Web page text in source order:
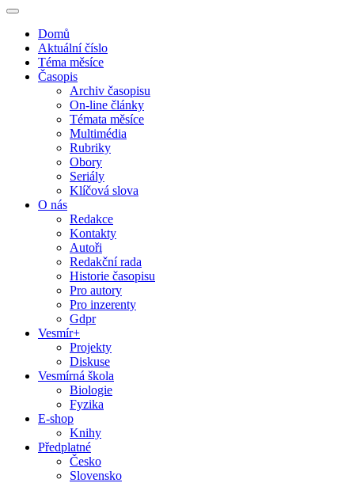
Domů
Aktuální číslo
Téma měsíce
Časopis
Archiv časopisu
On-line články
Témata měsíce
Multimédia
Rubriky
Obory
Seriály
Klíčová slova
O nás
Redakce
Kontakty
Autoři
Redakční rada
Historie časopisu
Pro autory
Pro inzerenty
Gdpr
Vesmír+
Projekty
Diskuse
Vesmírná škola
Biologie
Fyzika
E-shop
Knihy
Předplatné
Česko
Slovensko